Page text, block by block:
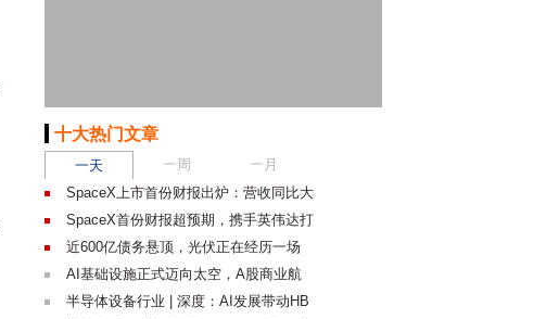
十大热门文章
一天 一周
一月
SpaceX上市首份财报出炉：营收同比大
SpaceX首份财报超预期，携手英伟达打
近600亿债务悬顶，光伏正在经历一场
AI基础设施正式迈向太空，A股商业航
半导体设备行业 | 深度：AI发展带动HB